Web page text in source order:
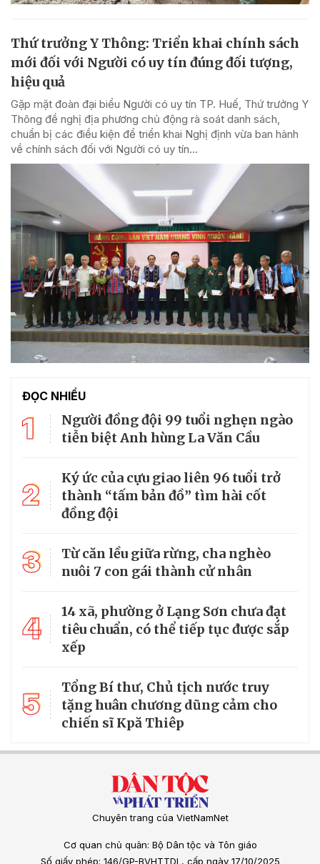
Thứ trưởng Y Thông: Triển khai chính sách
mới đối với Người có uy tín đúng đối tượng,
hiệu quả
Gặp mặt đoàn đại biểu Người có uy tín TP. Huế, Thứ trưởng Y
Thông đề nghị địa phương chủ động rà soát danh sách,
chuẩn bị các điều kiện để triển khai Nghị định vừa ban hành
về chính sách đối với Người có uy tín...
ĐỌC NHIỀU
1
Người đồng đội 99 tuổi nghẹn ngào
tiễn biệt Anh hùng La Văn Cầu
2
Ký ức của cựu giao liên 96 tuổi trở
thành “tấm bản đồ” tìm hài cốt
đồng đội
3
Từ căn lều giữa rừng, cha nghèo
nuôi 7 con gái thành cử nhân
4
14 xã, phường ở Lạng Sơn chưa đạt
tiêu chuẩn, có thể tiếp tục được sắp
xếp
5
Tổng Bí thư, Chủ tịch nước truy
tặng huân chương dũng cảm cho
chiến sĩ Kpă Thiêp
Chuyên trang của VietNamNet
Cơ quan chủ quản: Bộ Dân tộc và Tôn giáo
Số giấy phép: 146/GP-BVHTTDL, cấp ngày 17/10/2025